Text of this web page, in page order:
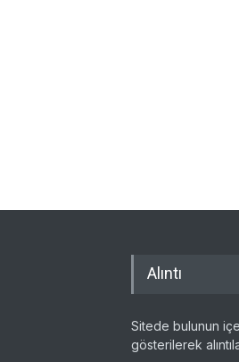
Alıntı
Sitede bulunun
gösterilerek